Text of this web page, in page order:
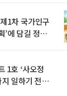
1차 국가인구
’에 담길 정책
1호 ‘사오정
일하기 전략’